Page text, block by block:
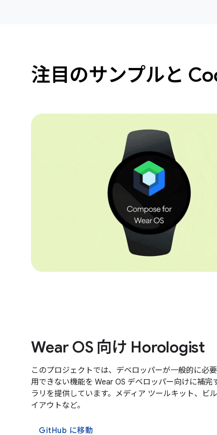
注目のサンプルと
Wear OS 向け Horologist
このプロジェクトでは、デベロッパーが一般的に必
用できない機能を Wear OS デベロッパー向けに補
ラリを提供しています。メディア ツールキット、ビ
イアウトなど。
GitHub に移動